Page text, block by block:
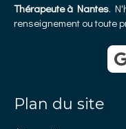
Thérapeute à Nantes.
renseignement ou toute
Plan du site